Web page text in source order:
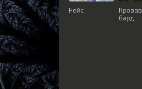
Рейс
бард